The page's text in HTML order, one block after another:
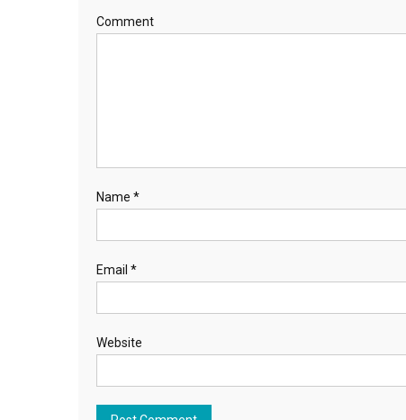
Comment
Name *
Email *
Website